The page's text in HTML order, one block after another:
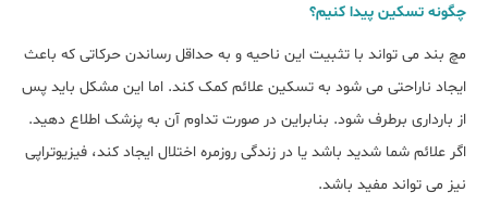
چگونه تسکین پیدا کنیم؟
مچ بند می تواند با تثبیت این ناحیه و به حداقل رساندن حرکاتی که باعث
ایجاد ناراحتی می شود به تسکین علائم کمک کند. اما این مشکل باید پس
از بارداری برطرف شود. بنابراین در صورت تداوم آن به پزشک اطلاع دهید.
اگر علائم شما شدید باشد یا در زندگی روزمره اختلال ایجاد کند، فیزیوتراپی
نیز می تواند مفید باشد.